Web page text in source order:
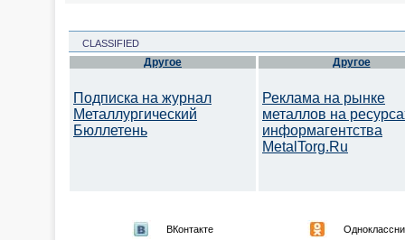
CLASSIFIED
Другое
Подписка на журнал
Металлургический
Бюллетень
Другое
Реклама на рынке
металлов на
информагентства
MetalTorg.Ru
ВКонтакте